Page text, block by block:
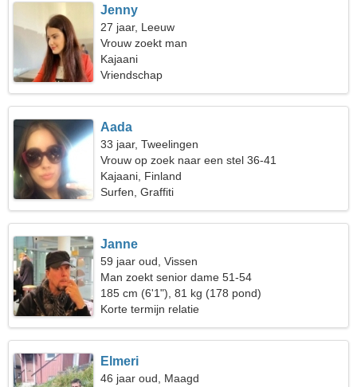
Jenny
27 jaar, Leeuw
Vrouw zoekt man
Kajaani
Vriendschap
Aada
33 jaar, Tweelingen
Vrouw op zoek naar een stel 36-41
Kajaani, Finland
Surfen, Graffiti
Janne
59 jaar oud, Vissen
Man zoekt senior dame 51-54
185 cm (6'1"), 81 kg (178 pond)
Korte termijn relatie
Elmeri
46 jaar oud, Maagd